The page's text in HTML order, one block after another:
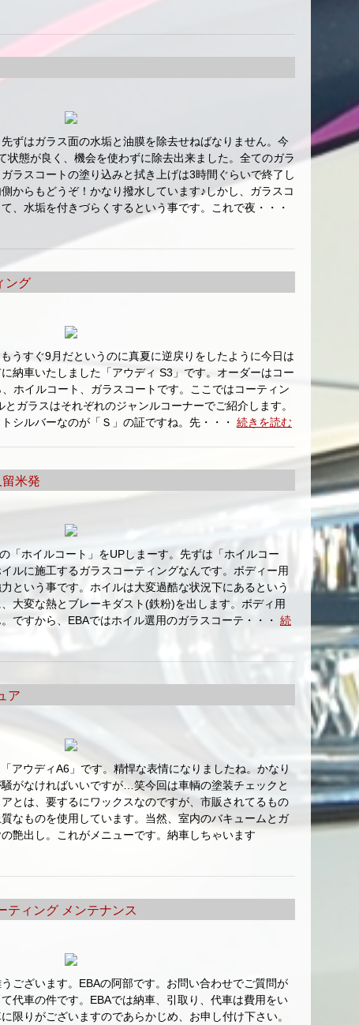
ずはガラス面の水垢と油膜を除去せねばなりません。今
状態が良く、機会を使わずに除去出来ました。全てのガラ
ラスコートの塗り込みと拭き上げは3時間ぐらいで終了し
からもどうぞ！かなり撥水しています♪しかし、ガラスコ
、水垢を付きづらくするという事です。これで夜・・・
ング
うすぐ9月だというのに真夏に逆戻りをしたように今日は
納車いたしました「アウディ S3」です。オーダーはコー
ホイルコート、ガラスコートです。ここではコーティン
ガラスはそれぞれのジャンルコーナーでご紹介します。
シルバーなのが「Ｓ」の証ですね。先・・・ 続きを読む
米発
「ホイルコート」をUPしまーす。先ずは「ホイルコー
ルに施工するガラスコーティングなんです。ボディー用
という事です。ホイルは大変過酷な状況下にあるという
大変な熱とブレーキダスト(鉄粉)を出します。ボディ用
ですから、EBAではホイル選用のガラスコーテ・・・ 続
ア
アウディA6」です。精悍な表情になりましたね。かなり
がなければいいですが…笑今回は車輌の塗装チェックと
とは、要するにワックスなのですが、市販されてるもの
なものを使用しています。当然、室内のバキュームとガ
艶出し。これがメニューです。納車しちゃいます
ティング メンテナンス
ございます。EBAの阿部です。お問い合わせでご質問が
代車の件です。EBAでは納車、引取り、代車は費用をい
限りがございますのであらかじめ、お申し付け下さい。